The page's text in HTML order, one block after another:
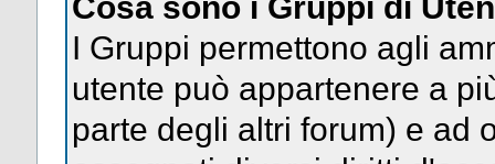
I Gruppi permettono agli
utente può appartenere a
parte degli altri forum) e ad